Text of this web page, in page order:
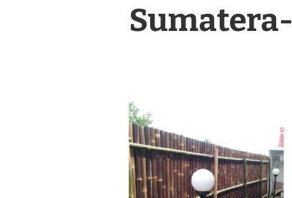
PAGAR
BAMBU
SUMATERA
Sumatera-